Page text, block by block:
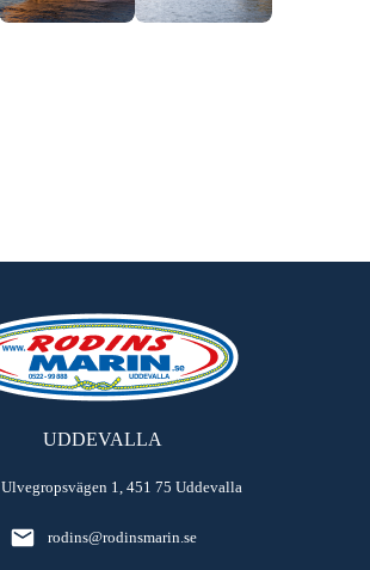
UDDEVALLA
Ulvegropsvägen 1, 451 75 Uddevalla
rodins@rodinsmarin.se